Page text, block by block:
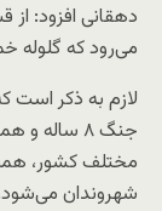
دهقانی افزود:
می‌رود که گلوله خمپاره ۶۰
لازم به ذکر است
جنگ ۸
مختلف کشور،
شهروندان